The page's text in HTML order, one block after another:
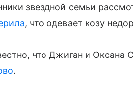
звездной семьи
, что одевает козу
что Джиган и Оксана
.